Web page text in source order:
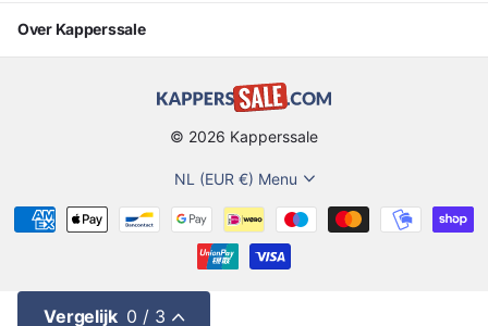
Over Kapperssale
© 2026 Kapperssale
NL (EUR €) Menu
Vergelijk 0 / 3